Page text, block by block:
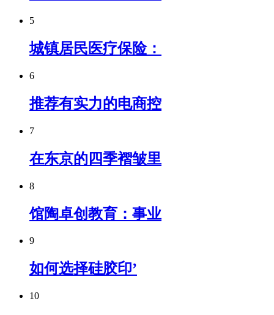
5
城镇居民医疗保险：
6
推荐有实力的电商控
7
在东京的四季褶皱里
8
馆陶卓创教育：事业
9
如何选择硅胶印’
10